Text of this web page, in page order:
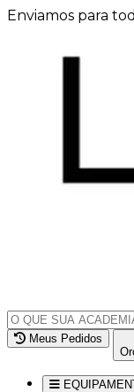
Enviamos para
Meus Pedidos